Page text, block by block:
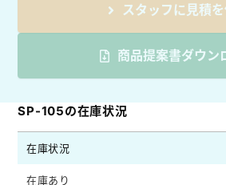
スタッフに見積
商品提案書ダウン
SP-105の在庫状況
在庫状況
在庫あり